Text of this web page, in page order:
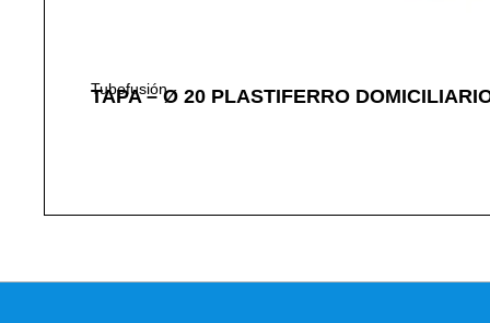
Tubofusión
TAPA – Ø 20 PLASTIFERRO